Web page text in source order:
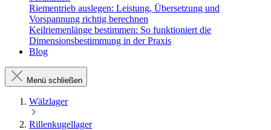
Riementrieb auslegen: Leistung, Übersetzung und
Vorspannung richtig berechnen
Keilriemenlänge bestimmen: So funktioniert die
Dimensionsbestimmung in der Praxis
Blog
Menü schließen
Wälzlager
Rillenkugellager